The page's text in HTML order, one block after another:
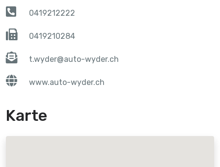
0419212222
0419210284
t.wyder@auto-wyder.ch
www.auto-wyder.ch
Karte